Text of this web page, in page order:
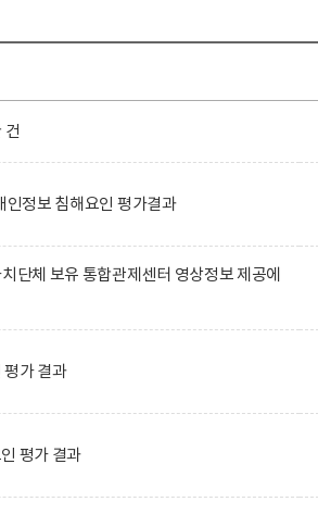
건
인정보 침해요인 평가결과
단체 보유 통합관제센터 영상정보 제공에
평가 결과
평가 결과